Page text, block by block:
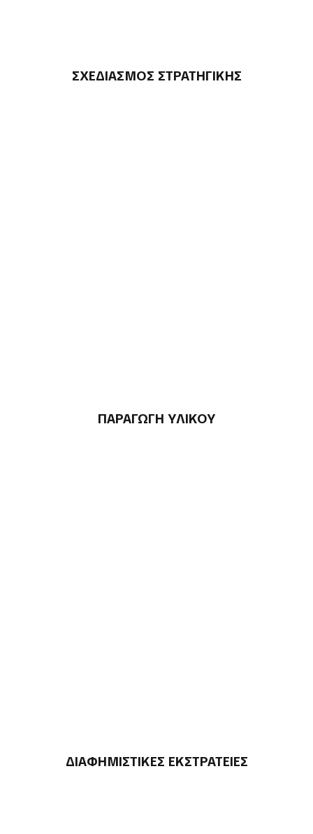
ΣΧΕΔΙΑΣΜΟΣ ΣΤΡΑΤΗΓΙΚΗΣ
ΠΑΡΑΓΩΓΗ ΥΛΙΚΟΥ
ΔΙΑΦΗΜΙΣΤΙΚΕΣ ΕΚΣΤΡΑΤΕΙΕΣ